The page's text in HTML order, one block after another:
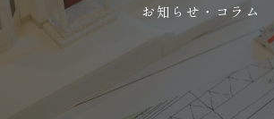
お知らせ・コラム